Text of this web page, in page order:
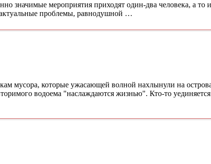
значимые мероприятия приходят один-два человека, а то
проблемы, равнодушной …
мусора, которые ужасающей волной нахлынули на
водоема "наслаждаются жизнью". Кто-то уединяется